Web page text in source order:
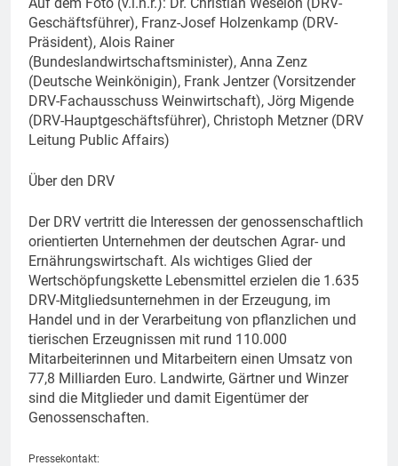
Geschäftsführer), Franz-Josef Holzenkamp (DRV-
Präsident), Alois Rainer
(Bundeslandwirtschaftsminister), Anna Zenz
(Deutsche Weinkönigin), Frank Jentzer (Vorsitzender
DRV-Fachausschuss Weinwirtschaft), Jörg Migende
(DRV-Hauptgeschäftsführer), Christoph Metzner (DRV
Leitung Public Affairs)
Über den DRV
Der DRV vertritt die Interessen der genossenschaftlich
orientierten Unternehmen der deutschen Agrar- und
Ernährungswirtschaft. Als wichtiges Glied der
Wertschöpfungskette Lebensmittel erzielen die 1.635
DRV-Mitgliedsunternehmen in der Erzeugung, im
Handel und in der Verarbeitung von pflanzlichen und
tierischen Erzeugnissen mit rund 110.000
Mitarbeiterinnen und Mitarbeitern einen Umsatz von
77,8 Milliarden Euro. Landwirte, Gärtner und Winzer
sind die Mitglieder und damit Eigentümer der
Genossenschaften.
Pressekontakt: